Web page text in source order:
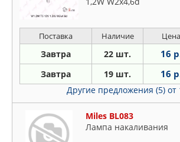
LYNXAUTO
MASUMA
MERCEDES
MILES
MITSUBISHI
Поставка Наличие Цена
Завтра 22 шт. 16
Завтра 19 шт. 16
Другие предложения (5) от
Miles BL083
Лампа накаливания